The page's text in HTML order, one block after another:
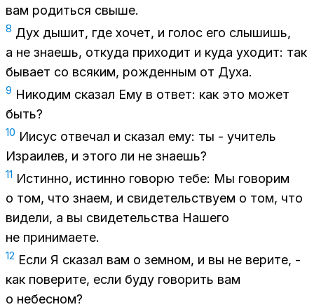
вам ро­дить­ся свы­ше.
8 Дух ды­шит, где хо­чет, и го­лос его слы­шишь,
а не зна­ешь, от­ку­да при­хо­дит и куда ухо­дит: так
бы­ва­ет со вся­ким, рож­ден­ным от Духа.
9 Ни­ко­дим ска­зал Ему в от­вет: как это мо­жет
быть?
10 Иисус от­ве­чал и ска­зал ему: ты - учи­тель
Из­ра­и­лев, и это­го ли не зна­ешь?
11 Ис­тин­но, ис­тин­но го­во­рю тебе: Мы го­во­рим
о том, что зна­ем, и сви­де­тель­ству­ем о том, что
ви­де­ли, а вы сви­де­тель­ства На­ше­го
не при­ни­ма­е­те.
12 Если Я ска­зал вам о зем­ном, и вы не ве­ри­те, -
как по­ве­ри­те, если буду го­во­рить вам
о небес­ном?